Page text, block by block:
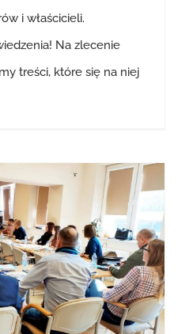
i właścicieli.
Na zlecenie
treści, które się na niej